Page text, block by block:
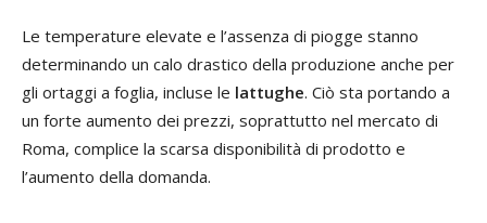
Le temperature elevate e l’assenza di piogge stanno
determinando un calo drastico della produzione anche per
gli ortaggi a foglia, incluse le lattughe. Ciò sta portando a
un forte aumento dei prezzi, soprattutto nel mercato di
Roma, complice la scarsa disponibilità di prodotto e
l’aumento della domanda.